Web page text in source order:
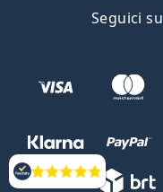
Valutazione
Seguici su